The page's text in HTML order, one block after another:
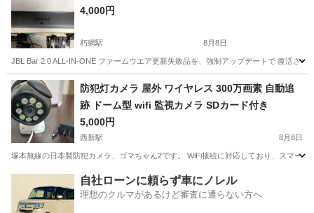
4,000円
朽網駅 8月8日
JBL Bar 2.0 ALL-IN-ONE ファームウエア更新失敗品を、強制アップデートで 復活さ
福岡 北九州市 朽網駅 テレビ JBL
防犯灯カメラ 屋外 ワイヤレス 300万画素 自動追
跡 ドーム型 wifi 監視カメラ SDカード付き
5,000円
西新駅 8月8日
塚本無線の日本製防犯カメラ、ゴマちゃん2です。 WiFi接続に対応しており、スマー
西新駅 カメラ 防犯灯
自社ローンに頼らず車にノレル
理想のクルマがあるけど審査に通らない方へ